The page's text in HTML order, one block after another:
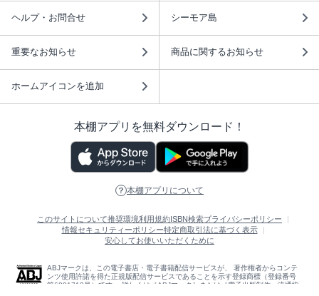
ヘルプ・お問合せ シーモア島
重要なお知らせ 商品に関するお知らせ
ホームアイコンを追加
本棚アプリを無料ダウンロード！
本棚アプリについて
このサイトについて推奨環境利用規約 ISBN検索プライバシーポリシー
情報セキュリティーポリシー特定商取引法に基づく表示
安心してお使いいただくために
ABJマークは、この電子書店・電子書籍配信サービスが、 著作権者からコンテ
ンツ使用許諾を得た正規版配信サービスであることを示す登録商標（登録番号
第6091713号）です。 詳しくは［ABJマーク］または［電子出版制作・流通協